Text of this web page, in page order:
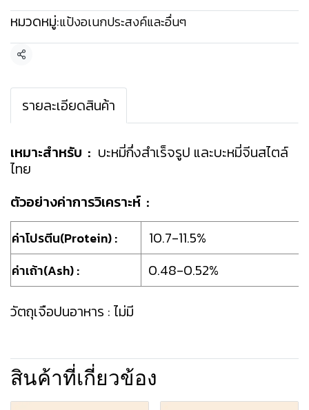
หมวดหมู่:แป้งอเนกประสงค์และอื่นๆ
แชร์
รายละเอียดสินค้า
เหมาะสำหรับ : บะหมี่กึ่งสำเร็จรูป และบะหมี่จีนสไตล์
ไทย
ตัวอย่างค่าการวิเคราะห์ :
ค่าโปรตีน(Protein) : 10.7-11.5%
ค่าเถ้า(Ash) :
0.48-0.52%
วัตถุเจือปนอาหาร : ไม่มี
สินค้าที่เกี่ยวข้อง